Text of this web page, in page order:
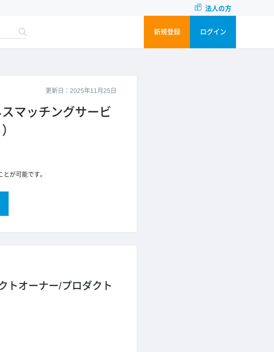
法人の方
新規登録 ログイン
更新日：2025年11月25日
マッチングサービ
が可能です。
トオーナー/プロダクト